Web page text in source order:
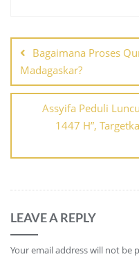
Bagaimana Proses
Madagaskar?
Assyifa Peduli
1447 H”,
LEAVE A REPLY
Your email address will not be